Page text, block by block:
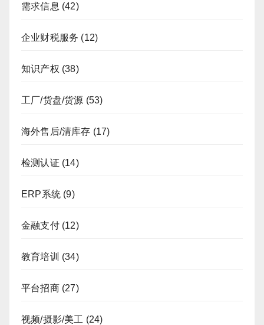
需求信息 (42)
企业财税服务 (12)
知识产权 (38)
工厂/货盘/货源 (53)
海外售后/清库存 (17)
检测认证 (14)
ERP系统 (9)
金融支付(12)
教育培训 (34)
平台招商(27)
视频/摄影/美工 (24)